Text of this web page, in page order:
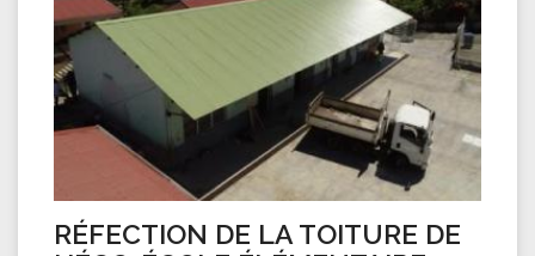
RÉFECTION DE LA TOITURE DE